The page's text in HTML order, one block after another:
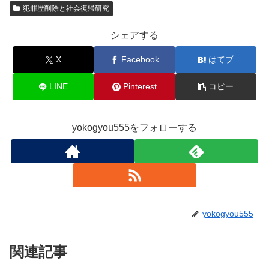
犯罪歴削除と社会復帰研究
シェアする
X Facebook はてブ
LINE Pinterest コピー
yokogyou555をフォローする
yokogyou555
関連記事